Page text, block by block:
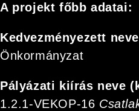
A projekt főbb adatai:
Kedvezményezett neve
Önkormányzat
Pályázati kiírás neve
1.2.1-VEKOP-16